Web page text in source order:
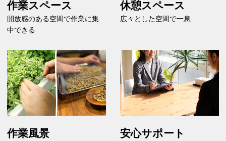
作業スペース
開放感のある空間で作業に集
中できる
休憩スペース
広々とした空間で一息
作業風景 安心サポート